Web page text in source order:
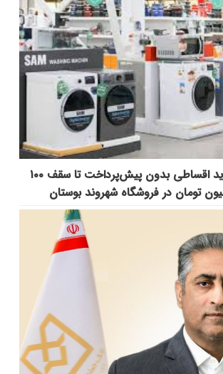
خرید اقساطی بدون پیش‌پرداخت تا سقف ۱۰۰
تومان در فروشگاه شهروند بوستان